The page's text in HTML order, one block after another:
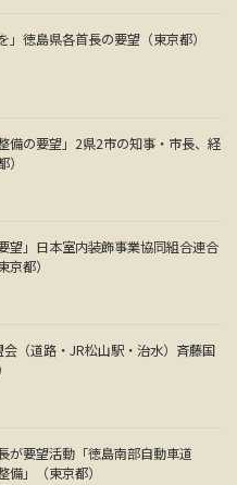
」徳島県各首長の要望（東京都）
備の要望」2県2市の知事・市長、経
望」日本室内装飾事業協同組合連合
都）
（道路・JR松山駅・治水）斉藤国
要望活動「徳島南部自動車道
備」（東京都）